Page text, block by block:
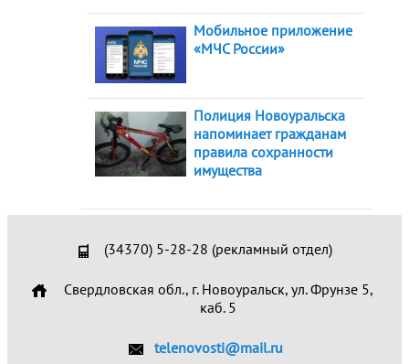
Мобильное приложение
«МЧС России»
Полиция Новоуральска
напоминает гражданам
правила сохранности
имущества
(34370) 5-28-28 (рекламный отдел)
Свердловская обл., г. Новоуральск, ул. Фрунзе 5,
каб. 5
telenovosti@mail.ru